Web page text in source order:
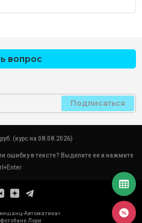
вопрос
Подписаться
(курс на 08.08.2026)
ошибку в тексте? Выделите ее и нажмите
Автоматика»
Лори